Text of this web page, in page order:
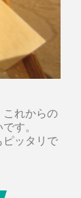
これからの
す。
ピッタリで